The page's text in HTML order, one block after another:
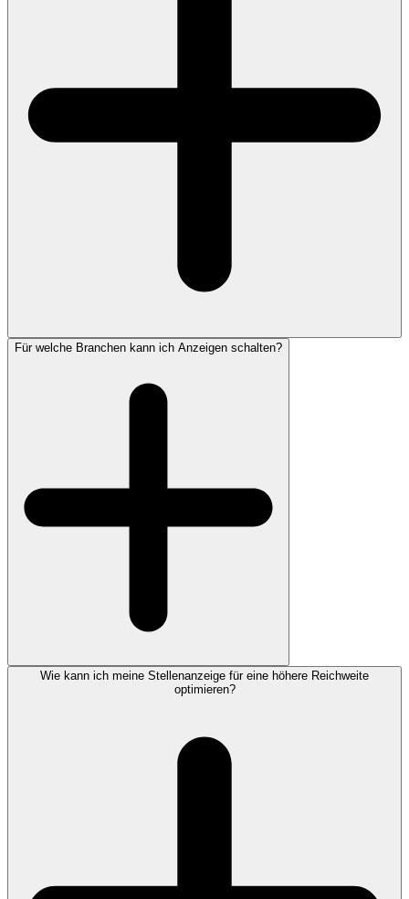
Für welche Branchen kann ich Anzeigen schalten?
Wie kann ich meine Stellenanzeige für eine höhere Reichweite
optimieren?